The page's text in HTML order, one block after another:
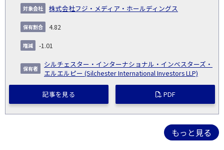
株式会社フジ・メディア・ホールディングス
4.82
-1.01
シルチェスター・インターナショナル・インベスターズ・
エルエルピー (Silchester International Investors LLP)
記事を見る PDF
もっと見る